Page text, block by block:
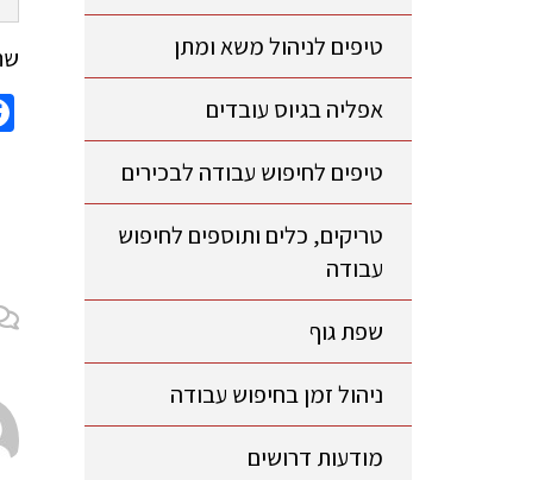
טיפים לניהול משא ומתן
אפליה בגיוס עובדים
טיפים לחיפוש עבודה לבכירים
טריקים, כלים ותוספים לחיפוש
עבודה
שפת גוף
ניהול זמן בחיפוש עבודה
מודעות דרושים